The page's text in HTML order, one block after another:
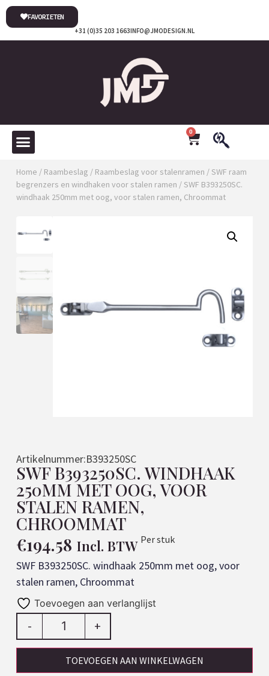
INFO@JMODESIGN.NL
+31 (0)35 203 1663
FAVORIETEN
0
Home / Raambeslag / Raambeslag voor stalenramen /SWF raam
begrenzers en windhaken voor stalen ramen / SWF B393250SC.
windhaak 250mm met oog, voor stalen ramen, Chroommat
Artikelnummer:B393250SC
SWF B393250SC. WINDHAAK
250MM MET OOG, VOOR
STALEN RAMEN,
CHROOMMAT
€194.58 Incl. BTW Per stuk
SWF B393250SC. windhaak 250mm met oog, voor
stalen ramen, Chroommat
Toevoegen aan verlanglijst
- +
TOEVOEGEN AAN WINKELWAGEN